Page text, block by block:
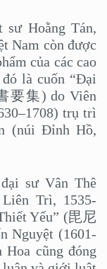
sư Hoằng Tán,
Nam còn được
của các cao
là cuốn “Đại
要集) do Viên
trụ trì
(núi Đỉnh Hồ,
sư Vân Thê
Trì, 1535-
Yếu” (毘尼
Nguyệt (1601-
cũng đóng